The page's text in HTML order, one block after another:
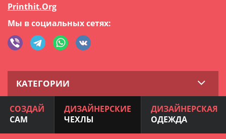
Printhit.Org
Мы в социальных сетях:
КАТЕГОРИИ
СОЗДАЙ
САМ
ДИЗАЙНЕРСКИЕ
ЧЕХЛЫ
ДИЗАЙНЕРСКАЯ
ОДЕЖДА